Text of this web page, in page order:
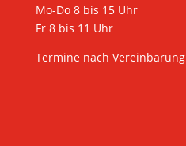
Mo-Do 8 bis 15 Uhr
Fr 8 bis 11 Uhr
Termine nach Vereinbarung